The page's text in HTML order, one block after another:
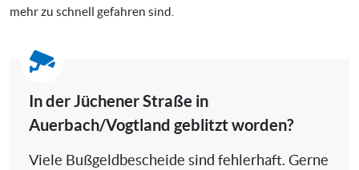
mehr zu schnell gefahren sind.
In der Jüchener Straße in
Auerbach/Vogtland geblitzt worden?
Viele Bußgeldbescheide sind fehlerhaft. Gerne